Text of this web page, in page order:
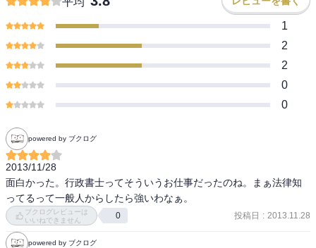
1
2
2
0
0
powered by ブクログ
2013/11/28
面白かった。行政書士ってそういうお仕事だったのね。まぁ法律知
ってるって一般人からしたら強いわなぁ。
ブクログレビューは
いいねできません
0 投稿日 : 2013.11.28
powered by ブクログ